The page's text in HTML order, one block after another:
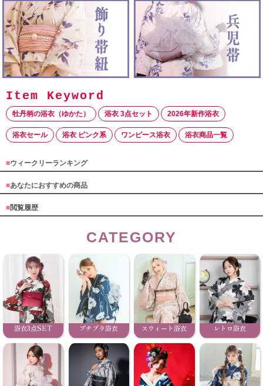
牡丹柄の浴衣（ゆかた） 浴衣 3点セット 2026年新作浴衣
浴衣セール 浴衣 ピンク系 ワンピース浴衣 浴衣商品一覧
■ウィークリーランキング
■あなたにおすすめの商品
■閲覧履歴
CATEGORY
浴衣3点SET プチプラ浴衣 スウィート浴衣 レトロ浴衣